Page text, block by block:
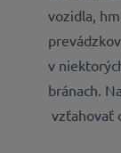
vozidla,
v
bránach.
vzťahovať